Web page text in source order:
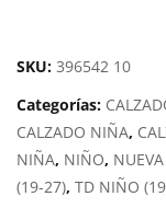
cantidad
SKU: 396542 10
Categorías:
CALZADO NIÑA,
NIÑA, NIÑO,
(19-27), TD NIÑO